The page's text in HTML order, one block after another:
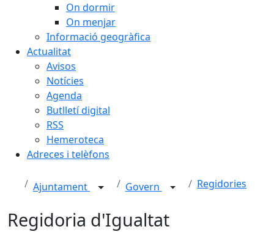
On dormir
On menjar
Informació geogràfica
Actualitat
Avisos
Notícies
Agenda
Butlletí digital
RSS
Hemeroteca
Adreces i telèfons
Ajuntament Govern Regidories
Regidoria d'Igualtat